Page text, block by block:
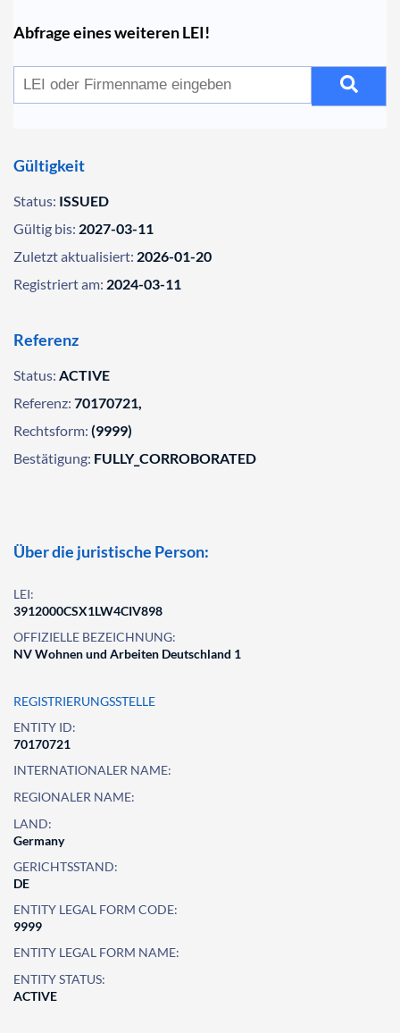
Abfrage eines weiteren LEI!
Gültigkeit
Status: ISSUED
Gültig bis: 2027-03-11
Zuletzt aktualisiert: 2026-01-20
Registriert am: 2024-03-11
Referenz
Status: ACTIVE
Referenz: 70170721,
Rechtsform: (9999)
Bestätigung: FULLY_CORROBORATED
Über die juristische Person:
LEI:
3912000CSX1LW4CIV898
OFFIZIELLE BEZEICHNUNG:
NV Wohnen und Arbeiten Deutschland 1
REGISTRIERUNGSSTELLE
ENTITY ID:
70170721
INTERNATIONALER NAME:
REGIONALER NAME:
LAND:
Germany
GERICHTSSTAND:
DE
ENTITY LEGAL FORM CODE:
9999
ENTITY LEGAL FORM NAME:
ENTITY STATUS:
ACTIVE